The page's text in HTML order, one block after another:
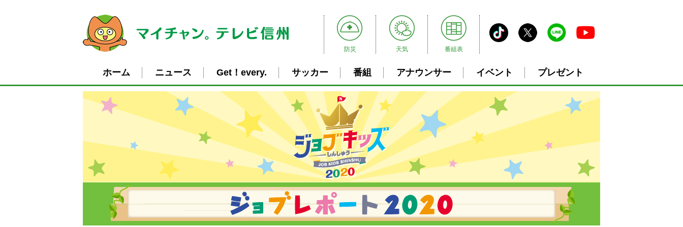
防災 天気 番組表
ホーム ニュース Get！every. サッカー 番組 アナウンサー イベント プレゼント